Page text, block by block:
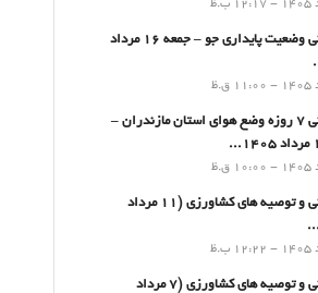
پیش بینی وضعیت پایداری جو – جمعه 16 مرداد
پیش بینی 7 روزه وضع هوای استان مازندران –
پیش بینی و توصیه های کشاورزی (11 مرداد
پیش بینی و توصیه های کشاورزی (7 مرداد